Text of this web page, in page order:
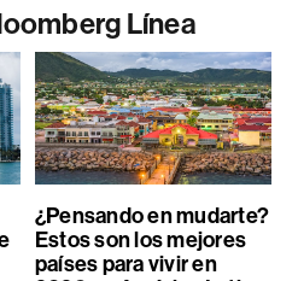
Línea
¿Pensando en mudarte?
Estos son los mejores
países para vivir en